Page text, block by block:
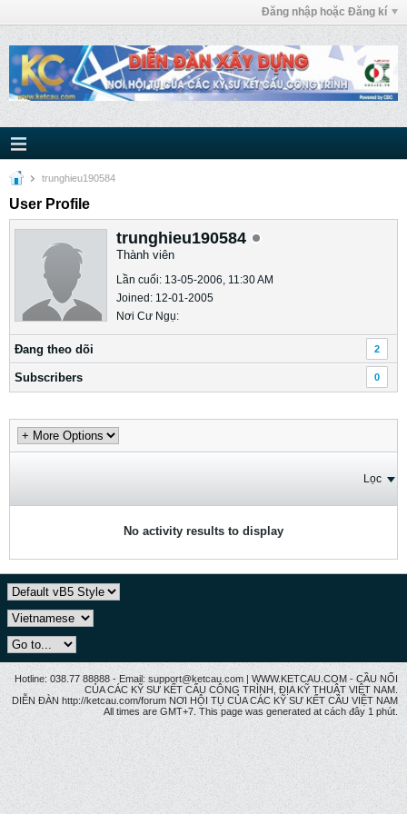
Đăng nhập hoặc Đăng kí
trunghieu190584
User Profile
trunghieu190584
Thành viên
Lần cuối: 13-05-2006, 11:30 AM
Joined: 12-01-2005
Nơi Cư Ngụ:
Ðang theo dõi 2
Subscribers 0
Lọc
No activity results to display
Hotline: 038.77 88888 - Email: support@ketcau.com | WWW.KETCAU.COM - CẦU NỐI
CỦA CÁC KỸ SƯ KẾT CẤU CÔNG TRÌNH, ĐỊA KỸ THUẬT VIỆT NAM.
DIỄN ĐÀN http://ketcau.com/forum NƠI HỘI TỤ CỦA CÁC KỸ SƯ KẾT CÂU VIỆT NAM
All times are GMT+7. This page was generated at cách đây 1 phút.